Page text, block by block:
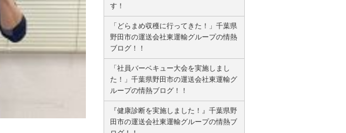
す！
「どらまめ収穫に行ってきた！」千葉県
野田市の運送会社東運輸グループの情熱
ブログ！！
「社員バーベキュー大会を実施しまし
た！」千葉県野田市の運送会社東運輸グ
ループの情熱ブログ！！
『健康診断を実施しました！』千葉県野
田市の運送会社東運輸グループの情熱ブ